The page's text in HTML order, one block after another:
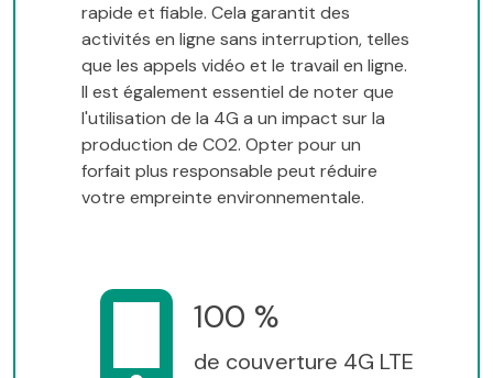
rapide et fiable. Cela garantit des
activités en ligne sans interruption, telles
que les appels vidéo et le travail en ligne.
Il est également essentiel de noter que
l'utilisation de la 4G a un impact sur la
production de CO2. Opter pour un
forfait plus responsable peut réduire
votre empreinte environnementale.
100 %
de couverture 4G LTE